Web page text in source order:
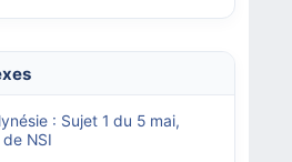
: Sujet 1 du 5 mai,
NSI